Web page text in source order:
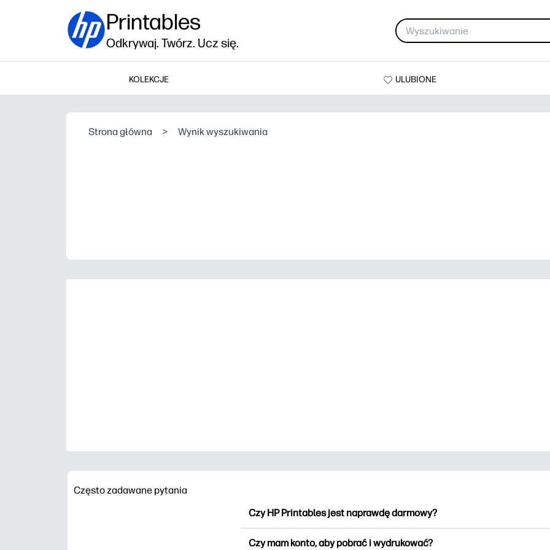
Printables
Odkrywaj. Twórz. Ucz się.
KOLEKCJE ULUBIONE
Strona główna > Wynik wyszukiwania
Często zadawane pytania
Czy HP Printables jest naprawdę darmowy?
Czy mam konto, aby pobrać i wydrukować?